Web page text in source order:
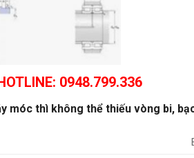
0948.799.336
móc thì không thể thiếu vòng bi,